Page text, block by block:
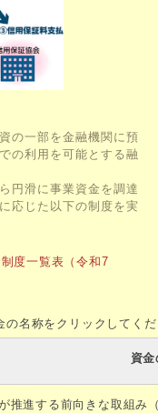
の一部を金融機関に預
の利用を可能とする融
円滑に事業資金を調達
応じた以下の制度を実
度一覧表（令和7
の名称をクリックしてく
資
推進する前向きな取組み